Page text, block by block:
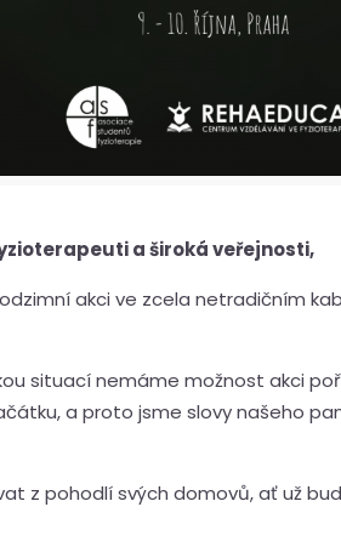
a široká veřejnosti,
akci ve zcela netradičním
situací nemáme možnost akci
a proto jsme slovy našeho
z pohodlí svých domovů, ať už